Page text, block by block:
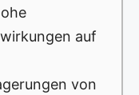
auf
von